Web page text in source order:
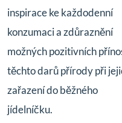
inspirace ke každodenní
konzumaci a zdůraznění
možných pozitivních
těchto darů přírody při
zařazení do běžného
jídelníčku.